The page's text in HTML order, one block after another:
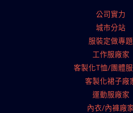
公司實力
城市分站
服裝定做專題
工作服廠家
客製化T恤/團體
客製化裙子廠
運動服廠家
內衣/內褲廠